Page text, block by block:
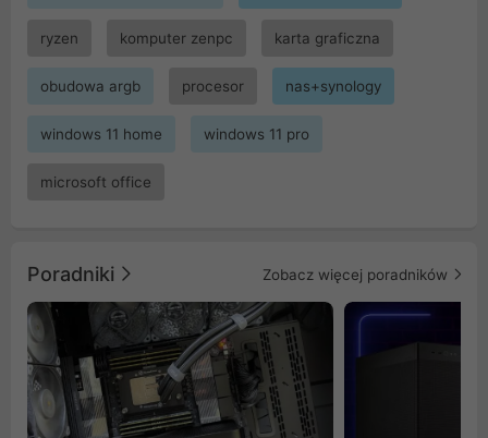
ryzen komputer zenpc karta graficzna
obudowa argb procesor nas+synology
windows 11 home windows 11 pro
microsoft office
Poradniki Zobacz więcej poradników